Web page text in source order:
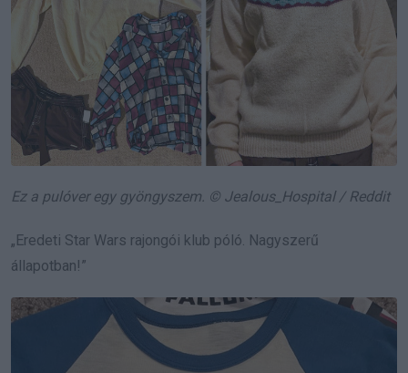
Ez a pulóver egy gyöngyszem. © Jealous_Hospital / Reddit
„Eredeti Star Wars rajongói klub póló. Nagyszerű
állapotban!”